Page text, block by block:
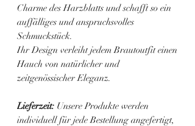
Charme des Harzblatts und schafft so ein
auffälliges und anspruchsvolles
Schmuckstück.
Ihr Design verleiht jedem Brautoutfit einen
Hauch von natürlicher und
zeitgenössischer Eleganz.
Lieferzeit: Unsere Produkte werden
individuell für jede Bestellung angefertigt,